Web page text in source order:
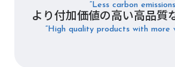
“Less carbon
より付加価値の高い高品質
“High quality products with more